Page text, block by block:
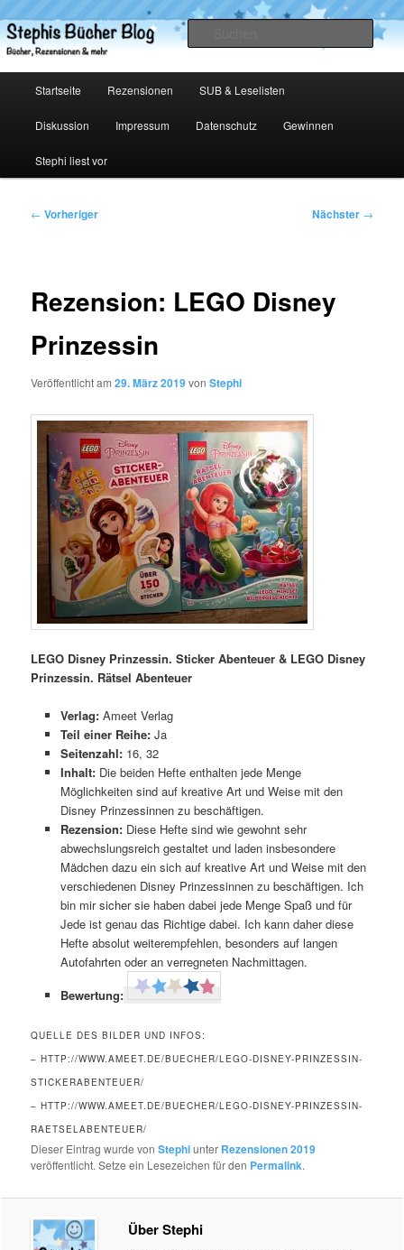
primären
Inhalt
Stephis Bücher Blog
Startseite Rezensionen SUB & Leselisten
Diskussion Impressum Datenschutz Gewinnen
Stephi liest vor
Beitragsnavigation
← Vorheriger Nächster →
Rezension: LEGO Disney
Prinzessin
Veröffentlicht am29. März 2019vonStephi
LEGO Disney Prinzessin. Sticker Abenteuer & LEGO Disney
Prinzessin. Rätsel Abenteuer
Verlag:Ameet Verlag
Teil einer Reihe:Ja
Seitenzahl:16, 32
Inhalt: Die beiden Hefte enthalten jede Menge
Möglichkeiten sind auf kreative Art und Weise mit den
Disney Prinzessinnen zu beschäftigen.
Rezension: Diese Hefte sind wie gewohnt sehr
abwechslungsreich gestaltet und laden insbesondere
Mädchen dazu ein sich auf kreative Art und Weise mit den
verschiedenen Disney Prinzessinnen zu beschäftigen. Ich
bin mir sicher sie haben dabei jede Menge Spaß und für
Jede ist genau das Richtige dabei. Ich kann daher diese
Hefte absolut weiterempfehlen, besonders auf langen
Autofahrten oder an verregneten Nachmittagen.
Bewertung:
QUELLE DES BILDER UND INFOS:
– HTTP://WWW.AMEET.DE/BUECHER/LEGO-DISNEY-PRINZESSIN-
STICKERABENTEUER/
– HTTP://WWW.AMEET.DE/BUECHER/LEGO-DISNEY-PRINZESSIN-
RAETSELABENTEUER/
Dieser Eintrag wurde vonStephiunter Rezensionen 2019
veröffentlicht. Setze ein Lesezeichen für den Permalink.
Über Stephi